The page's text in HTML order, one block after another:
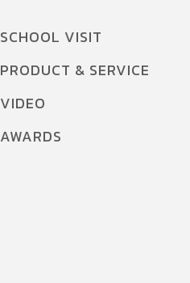
SCHOOL VISIT
PRODUCT & SERVICE
VIDEO
AWARDS